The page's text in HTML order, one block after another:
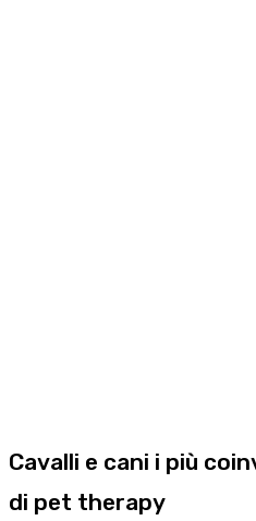
Cavalli e cani i più
di pet therapy